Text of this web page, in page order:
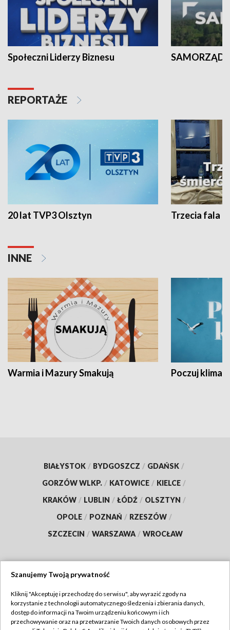
Społeczni Liderzy Biznesu SAMORZĄD
REPORTAŻE
20 lat TVP3 Olsztyn Trzecia fala -
INNE
Warmia i Mazury Smakują Poczuj klimat
BIAŁYSTOK / BYDGOSZCZ / GDAŃSK /
GORZÓW WLKP. / KATOWICE / KIELCE /
KRAKÓW / LUBLIN / ŁÓDŹ / OLSZTYN /
OPOLE / POZNAŃ / RZESZÓW /
SZCZECIN / WARSZAWA / WROCŁAW
TVP
Abonament TVP
Regulamin TVP
Szanujemy Twoją prywatność
Kliknij "Akceptuję i przechodzę do serwisu", aby wyrazić zgody na
korzystanie z technologii automatycznego śledzenia i zbierania danych,
dostęp do informacji na Twoim urządzeniu końcowym i ich
przechowywanie oraz na przetwarzanie Twoich danych osobowych przez